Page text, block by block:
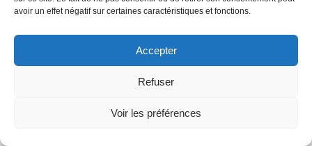
avoir un effet négatif sur certaines caractéristiques et fonctions.
Accepter
Refuser
Voir les préférences